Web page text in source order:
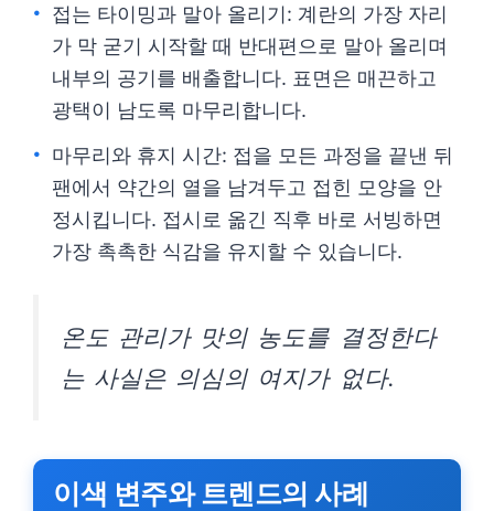
접는 타이밍과 말아 올리기: 계란의 가장 자리
가 막 굳기 시작할 때 반대편으로 말아 올리며
내부의 공기를 배출합니다. 표면은 매끈하고
광택이 남도록 마무리합니다.
마무리와 휴지 시간: 접을 모든 과정을 끝낸 뒤
팬에서 약간의 열을 남겨두고 접힌 모양을 안
정시킵니다. 접시로 옮긴 직후 바로 서빙하면
가장 촉촉한 식감을 유지할 수 있습니다.
온도 관리가 맛의 농도를 결정한다
는 사실은 의심의 여지가 없다.
이색 변주와 트렌드의 사례